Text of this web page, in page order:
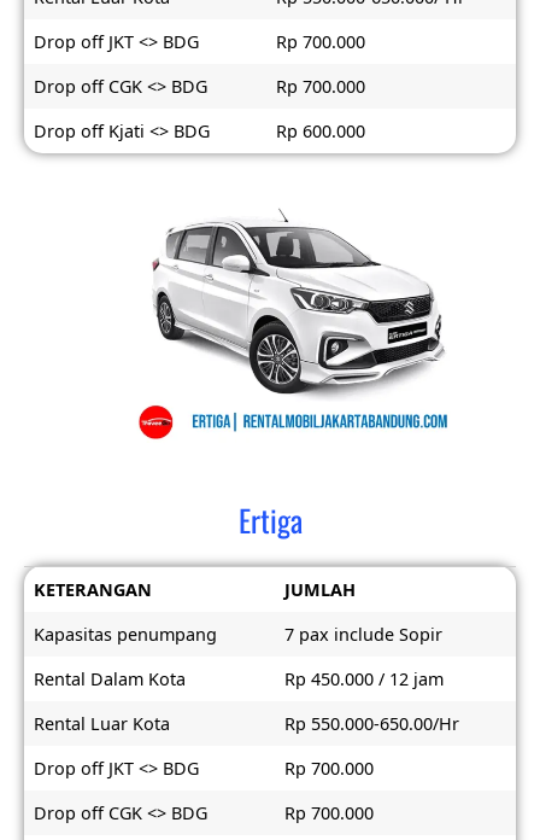
Drop off JKT <> BDG
Rp 700.000
Drop off CGK <> BDG
Rp 700.000
Drop off Kjati <> BDG
Rp 600.000
Ertiga
KETERANGAN
JUMLAH
Kapasitas penumpang
7 pax include Sopir
Rental Dalam Kota
Rp 450.000 / 12 jam
Rental Luar Kota
Rp 550.000-650.00/Hr
Drop off JKT <> BDG
Rp 700.000
Drop off CGK <> BDG
Rp 700.000